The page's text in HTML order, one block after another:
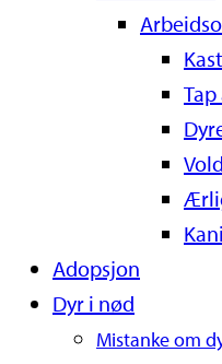
Adopsjon
Dyr i nød
Mistanke om